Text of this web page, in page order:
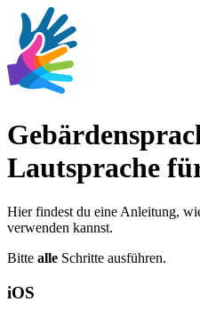
Lautsprache
Hier findest du eine Anleitung,
verwenden kannst.
Bitte alle Schritte ausführen.
iOS